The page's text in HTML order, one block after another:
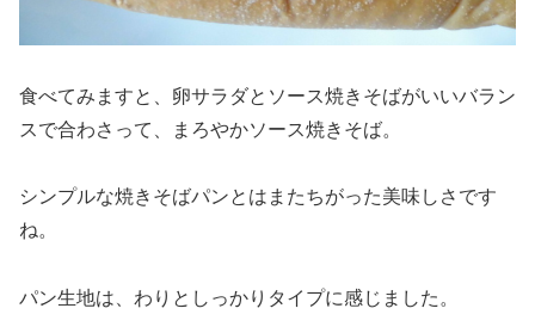
食べてみますと、卵サラダとソース焼きそばがいいバラン
スで合わさって、まろやかソース焼きそば。
シンプルな焼きそばパンとはまたちがった美味しさです
ね。
パン生地は、わりとしっかりタイプに感じました。